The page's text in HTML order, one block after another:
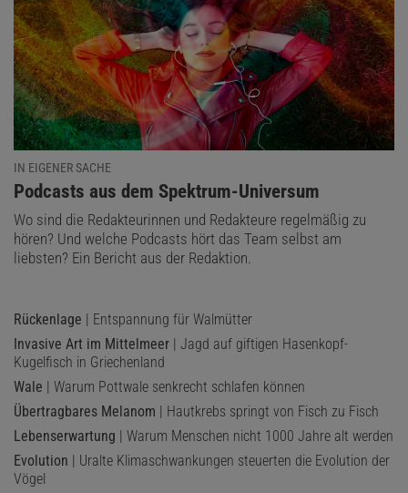
IN EIGENER SACHE
:
Podcasts aus dem Spektrum-Universum
Wo sind die Redakteurinnen und Redakteure regelmäßig zu
hören? Und welche Podcasts hört das Team selbst am
liebsten? Ein Bericht aus der Redaktion.
Rückenlage | Entspannung für Walmütter
Invasive Art im Mittelmeer | Jagd auf giftigen Hasenkopf-
Kugelfisch in Griechenland
Wale | Warum Pottwale senkrecht schlafen können
Übertragbares Melanom | Hautkrebs springt von Fisch zu Fisch
Lebenserwartung | Warum Menschen nicht 1000 Jahre alt werden
Evolution | Uralte Klimaschwankungen steuerten die Evolution der
Vögel